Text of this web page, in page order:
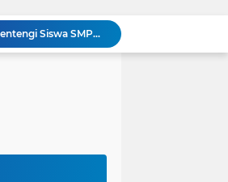
Komsos di Sekolah, Babinsa Koramil 0204-15/SPP Bentengi Siswa SMPN 1 Sipispis dari Bahaya Narkotika
Sambut HUT ke-23, PPAD Sumut Hidupkan Nilai Pahlawan di TMP Bukit Barisan